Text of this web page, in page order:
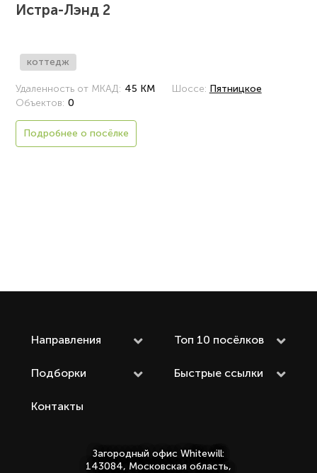
Истра-Лэнд 2
коттедж
Удаленность от МКАД: 45 КМ Шоссе: Пятницкое
Объектов: 0
Подробнее о посёлке
Направления Топ 10 посёлков
Подборки Быстрые ссылки
Контакты
Загородный офис Whitewill:
143084, Московская область,